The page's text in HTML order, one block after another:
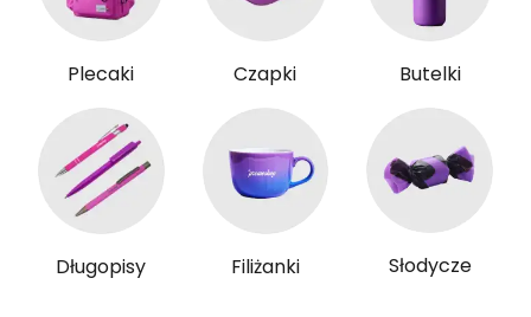
Plecaki Czapki Butelki
Długopisy Filiżanki Słodycze